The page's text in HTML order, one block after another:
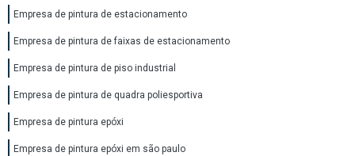
Empresa de pintura de estacionamento
Empresa de pintura de faixas de estacionamento
Empresa de pintura de piso industrial
Empresa de pintura de quadra poliesportiva
Empresa de pintura epóxi
Empresa de pintura epóxi em são paulo